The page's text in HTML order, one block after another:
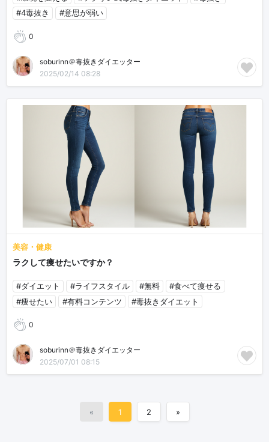
#4毒抜き
#意思が弱い
0
soburinn＠毒抜きダイエッター
2025/02/14 08:28
美容・健康
ラクして痩せたいですか？
#ダイエット #ライフスタイル #無料
#食べて痩せる
#痩せたい
#有料コンテンツ #毒抜きダイエット
0
soburinn＠毒抜きダイエッター
2025/07/01 08:15
« 1 2 »